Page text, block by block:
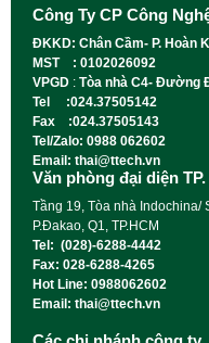
Công Ty CP Công
ĐKKD: Chân Cầm- P. Hoàn
MST : 0102026092
VPGD : Tòa nhà C4- Đường
Tel :024.37505142
Fax :024.37505143
Tel/Zalo: 0988 062602
Email: thai@ttech.vn
Văn phòng đại diện
Tầng 19, Tòa nhà Indochina/
P.Đakao, Q1, TP.HCM
Tel: (028)-6288-4442
Fax: 028-6288-4265
Hot Line: 0988062602
Email: thai@ttech.vn